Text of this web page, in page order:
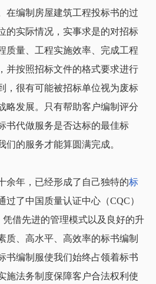
在编制房屋建筑工程投标书的过
的实际情况，实事求是的对招标
质量、工程实施效率、完成工程
并按照招标文件的格式要求进行
，很有可能被招标单位视为废标
略发展。
只有帮助客户编制评分
书代做服务是否达标的最佳标
们的服务才能算圆满完成。
余年，已经形成了自己独特的标
过了中国质量认证中心（CQC）
凭借先进的管理模式以及良好的升
质、高水平、高效率的标书编制
书编制服使我们始终占领着标书
施法务制度保障客户合法权利使